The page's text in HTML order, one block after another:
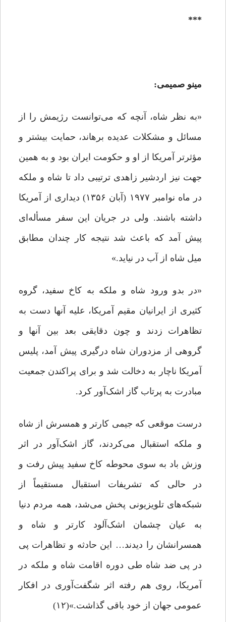
***
مینو صمیمی:
«به نظر شاه، آنچه که می‌توانست رژیمش را از
مسائل و مشکلات عدیده برهاند، حمایت بیشتر و
مؤثرتر آمریکا از او و حکومت ایران بود و به همین
جهت نیز اردشیر زاهدی ترتیبی داد تا شاه و ملکه
در ماه نوامبر ۱۹۷۷ (آبان ۱۳۵۶) دیداری از آمریکا
داشته باشند. ولی در جریان این سفر مسأله‌ای
پیش آمد که باعث شد نتیجه کار چندان مطابق
میل شاه از آب در نیاید.»
«در بدو ورود شاه و ملکه به کاخ سفید، گروه
کثیری از ایرانیان مقیم آمریکا، علیه آنها دست به
تظاهرات زدند و چون دقایقی بعد بین آنها و
گروهی از مزدوران شاه درگیری پیش آمد، پلیس
آمریکا ناچار به دخالت شد و برای پراکندن جمعیت
مبادرت به پرتاب گاز اشک‌آور کرد.
درست موقعی که جیمی کارتر و همسرش از شاه
و ملکه استقبال می‌کردند، گاز اشک‌آور در اثر
وزش باد به سوی محوطه کاخ سفید پیش رفت و
در حالی که تشریفات استقبال مستقیماً از
شبکه‌های تلویزیونی پخش می‌شد، همه مردم دنیا
به عیان چشمان اشک‌آلود کارتر و شاه و
همسرانشان را دیدند… این حادثه و تظاهرات پی
در پی ضد شاه طی دوره اقامت شاه و ملکه در
آمریکا، روی هم رفته اثر شگفت‌آوری در افکار
عمومی جهان از خود باقی گذاشت.»(۱۲)